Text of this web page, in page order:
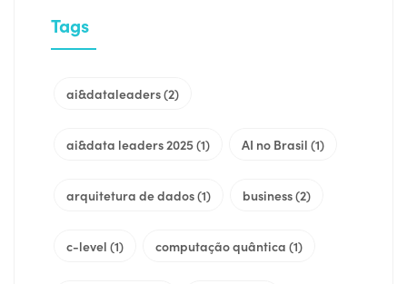
Tags
ai&dataleaders(2)
ai&data leaders 2025(1) AI no Brasil (1)
arquitetura de dados(1) business(2)
c-level (1) computação quântica (1)